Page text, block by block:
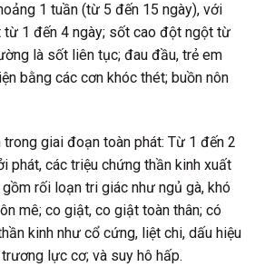
1 tuần (từ 5 đến 15 ngày), với
1 đến 4 ngày; sốt cao đột ngột từ
là sốt liên tục; đau đầu, trẻ em
bằng các cơn khóc thét; buồn nôn
trong giai đoạn toàn phát: Từ 1 đến 2
phát, các triệu chứng thần kinh xuất
gồm rối loạn tri giác như ngủ gà, khó
mê; co giật, co giật toàn thân; có
kinh như cổ cứng, liệt chi, dấu hiệu
lực cơ; và suy hô hấp.